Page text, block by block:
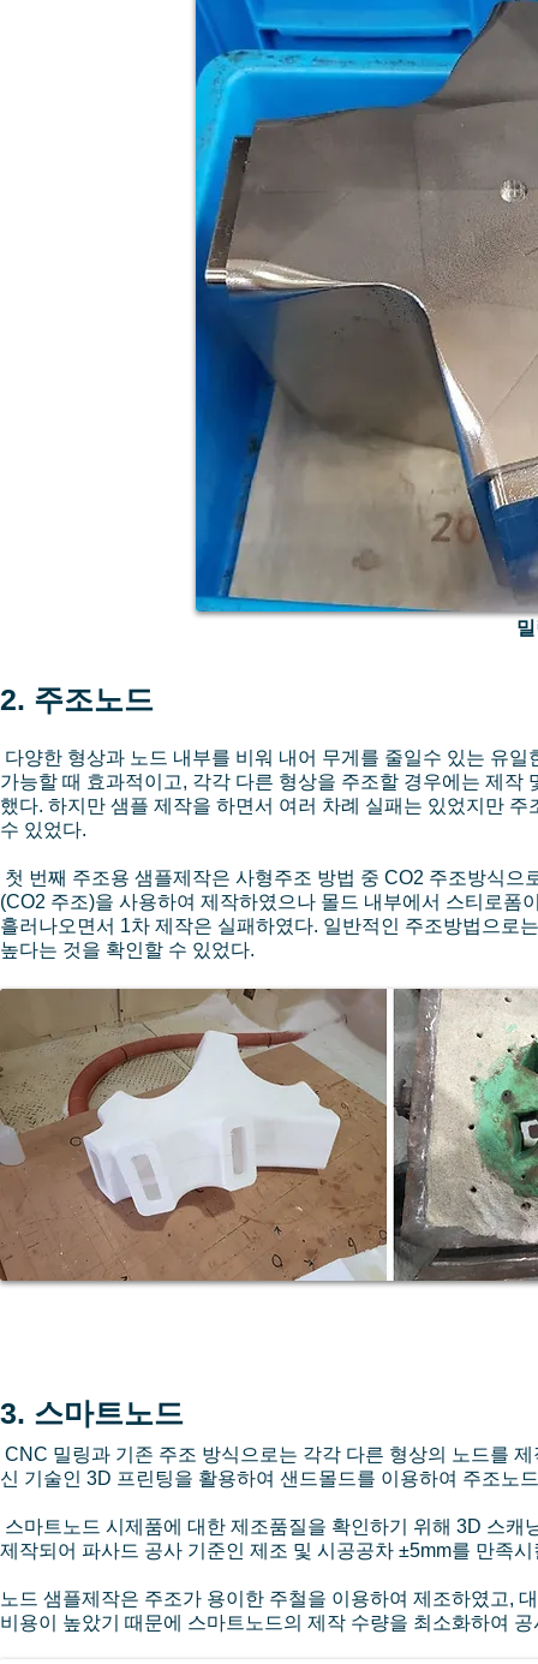
2. 주조노드
다양한 형상과 노드 내부를 비워 내어 무게를 줄일수 있는 유
가능할 때 효과적이고, 각각 다른 형상을 주조할 경우에는 제
했다. 하지만 샘플 제작을 하면서 여러 차례 실패는 있었지만
수 있었다.
첫 번째 주조용 샘플제작은 사형주조 방법 중 CO2 주조방식
(CO2 주조)을 사용하여 제작하였으나 몰드 내부에서 스티로
흘러나오면서 1차 제작은 실패하였다. 일반적인 주조방법으로
높다는 것을 확인할 수 있었다.
3. 스마트노드
CNC 밀링과 기존 주조 방식으로는 각각 다른 형상의 노드를
신 기술인 3D 프린팅을 활용하여 샌드몰드를 이용하여 주조노
스마트노드 시제품에 대한 제조품질을 확인하기 위해 3D 스
제작되어 파사드 공사 기준인 제조 및 시공공차 ±5mm를 만족
노드 샘플제작은 주조가 용이한 주철을 이용하여 제조하였고,
비용이 높았기 때문에 스마트노드의 제작 수량을 최소화하여